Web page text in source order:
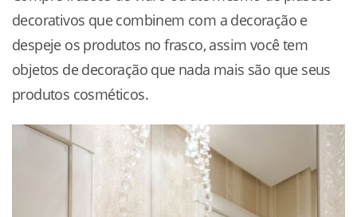
decorativos que combinem com a decoração e
despeje os produtos no frasco, assim você tem
objetos de decoração que nada mais são que seus
produtos cosméticos.